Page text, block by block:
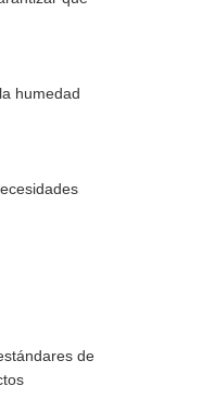
humedad
de